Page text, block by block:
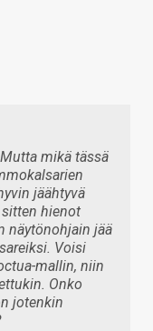
mikä tässä
jäähtyvä
hienot
näytönohjain jää
Voisi
mallin, niin
Onko
jotenkin